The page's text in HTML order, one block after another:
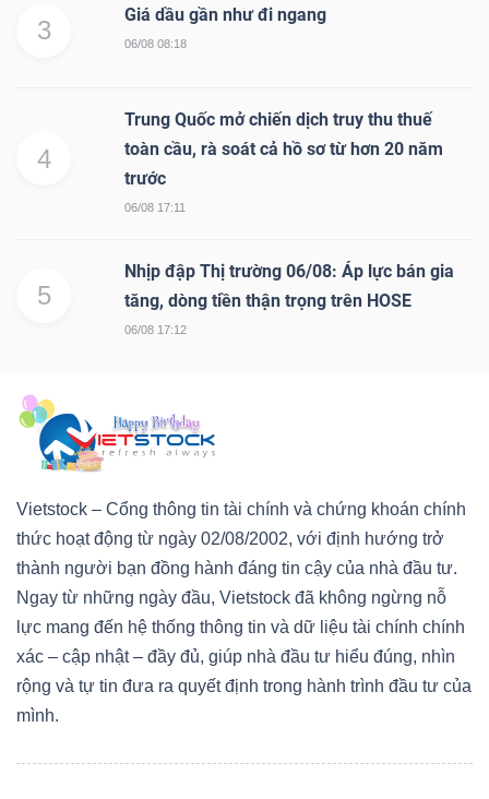
3
Giá dầu gần như đi ngang
06/08 08:18
4
Trung Quốc mở chiến dịch truy thu thuế
toàn cầu, rà soát cả hồ sơ từ hơn 20 năm
trước
06/08 17:11
5
Nhịp đập Thị trường 06/08: Áp lực bán gia
tăng, dòng tiền thận trọng trên HOSE
06/08 17:12
Vietstock – Cổng thông tin tài chính và chứng khoán chính
thức hoạt động từ ngày 02/08/2002, với định hướng trở
thành người bạn đồng hành đáng tin cậy của nhà đầu tư.
Ngay từ những ngày đầu, Vietstock đã không ngừng nỗ
lực mang đến hệ thống thông tin và dữ liệu tài chính chính
xác – cập nhật – đầy đủ, giúp nhà đầu tư hiểu đúng, nhìn
rộng và tự tin đưa ra quyết định trong hành trình đầu tư của
mình.